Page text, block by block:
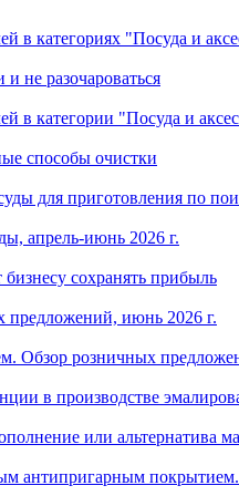
в категориях "Посуда и
не разочароваться
в категории "Посуда и
способы очистки
для приготовления по
апрель-июнь 2026 г.
сохранять прибыль
предложений, июнь 2026 г.
Обзор розничных
в производстве
или альтернатива
антипригарным